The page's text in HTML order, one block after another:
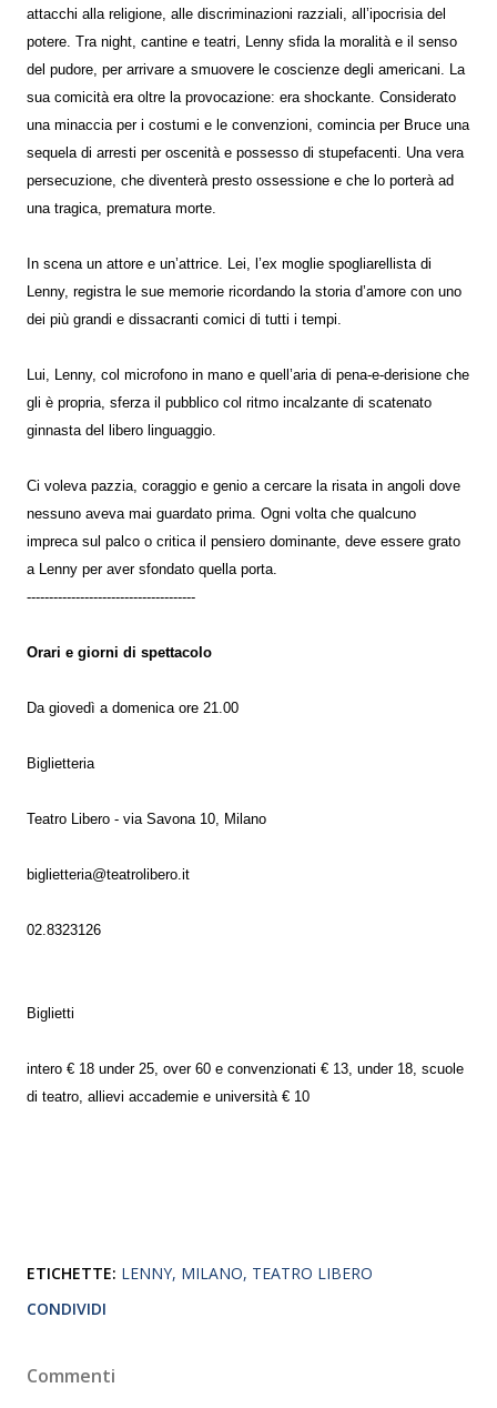
attacchi alla religione, alle discriminazioni razziali, all’ipocrisia del
potere. Tra night, cantine e teatri, Lenny sfida la moralità e il senso
del pudore, per arrivare a smuovere le coscienze degli americani. La
sua comicità era oltre la provocazione: era shockante. Considerato
una minaccia per i costumi e le convenzioni, comincia per Bruce una
sequela di arresti per oscenità e possesso di stupefacenti. Una vera
persecuzione, che diventerà presto ossessione e che lo porterà ad
una tragica, prematura morte.
In scena un attore e un’attrice. Lei, l’ex moglie spogliarellista di
Lenny, registra le sue memorie ricordando la storia d’amore con uno
dei più grandi e dissacranti comici di tutti i tempi.
Lui, Lenny, col microfono in mano e quell’aria di pena-e-derisione che
gli è propria, sferza il pubblico col ritmo incalzante di scatenato
ginnasta del libero linguaggio.
Ci voleva pazzia, coraggio e genio a cercare la risata in angoli dove
nessuno aveva mai guardato prima. Ogni volta che qualcuno
impreca sul palco o critica il pensiero dominante, deve essere grato
a Lenny per aver sfondato quella porta.
--------------------------------------
Orari e giorni di spettacolo
Da giovedì a domenica ore 21.00
​Biglietteria
Teatro Libero - via Savona 10, Milano
biglietteria@teatrolibero.it
02.8323126
Biglietti
intero € 18 under 25, over 60 e convenzionati € 13, under 18, scuole
di teatro, allievi accademie e università € 10
ETICHETTE: LENNY MILANO TEATRO LIBERO
CONDIVIDI
Commenti